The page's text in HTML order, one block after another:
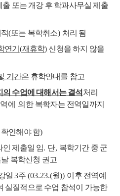
출 또는 개강 후 학과사무실 제출
(또는 복학취소) 처리 됨
연기 (재휴학) 신청을 하지 않을
기간은 휴학안내를 참고
수업에 대해서는 결석 처리
에 의한복학자는 전역일까지
인해야 함)
인 제출일 임. 단, 복학기간 중 군
복학신청 권고
일3주 (03.23.(월)) 이 후 전역예
실질적으로 수업 참석이 가능한